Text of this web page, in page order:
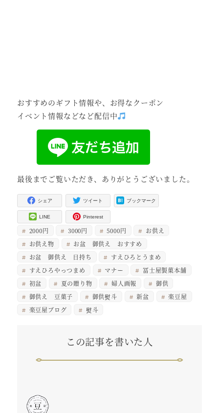
おすすめのギフト情報や、お得なクーポン
イベント情報などなど配信中
最後までご覧いただき、ありがとうございました。
シェア ツイート ブックマーク
LINE Pinterest
2000円 3000円 5000円
お供え
お供え物
お盆 御供え おすすめ
お盆 御供え 日持ち
すえひろとうまめ
すえひろやっつまめ
マナー
冨士屋製菓本舗
初盆
夏の贈り物 婦人画報
御供
御供え 豆菓子
御供熨斗 新盆
楽豆屋
楽豆屋ブログ
熨斗
この記事を書いた人